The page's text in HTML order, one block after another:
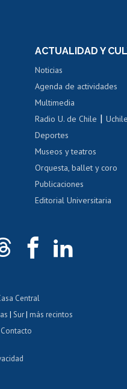
Portal de movilidad
Certificado de renta
Certificado de renta
Acoso laboral, sexual
ACTUALIDAD Y
Noticias
Agenda de actividades
Multimedia
Radio U. de Chile |
Deportes
Museos y teatros
Orquesta, ballet y coro
Publicaciones
Editorial Universitaria
Central
| Sur| más recintos
Contacto